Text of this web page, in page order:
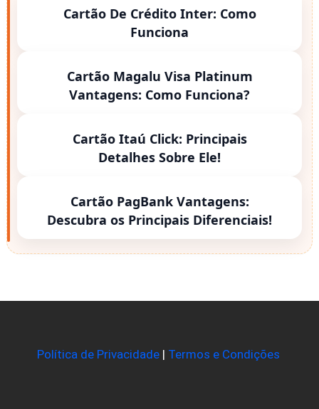
Cartão De Crédito Inter: Como
Funciona
Cartão Magalu Visa Platinum
Vantagens: Como Funciona?
Cartão Itaú Click: Principais
Detalhes Sobre Ele!
Cartão PagBank Vantagens:
Descubra os Principais Diferenciais!
Política de Privacidade| Termos e Condições